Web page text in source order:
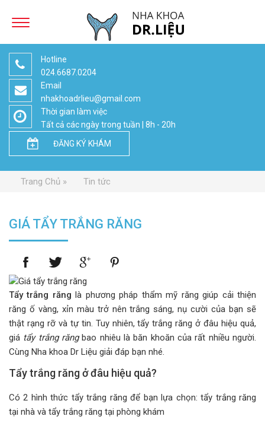
Hotline
024.6687.0204
Email
nhakhoadrlieu@gmail.com
Thời gian làm việc
Tất cả các ngày trong tuần | 8h - 20h
ĐĂNG KÝ KHÁM
Trang Chủ Tin tức
GIÁ TẨY TRẮNG RĂNG
Tẩy trắng răng là phương pháp thẩm mỹ răng giúp cải thiện
răng ố vàng, xỉn màu trở nên trắng sáng, nụ cười của bạn sẽ
thật rạng rỡ và tự tin. Tuy nhiên, tẩy trắng răng ở đâu hiệu quả,
giá tẩy trắng răngbao nhiêu là băn khoăn của rất nhiều người.
Cùng Nha khoa Dr Liệu giải đáp bạn nhé.
Tẩy trắng răng ở đâu hiệu quả?
Có 2 hình thức tẩy trắng răng để bạn lựa chọn: tẩy trắng răng
tại nhà và tẩy trắng răng tại phòng khám